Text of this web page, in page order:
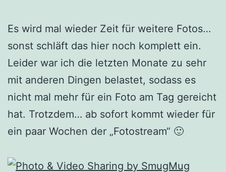
Es wird mal wieder Zeit für weitere Fotos…
sonst schläft das hier noch komplett ein.
Leider war ich die letzten Monate zu sehr
mit anderen Dingen belastet, sodass es
nicht mal mehr für ein Foto am Tag gereicht
hat. Trotzdem… ab sofort kommt wieder für
ein paar Wochen der „Fotostream“ 🙂